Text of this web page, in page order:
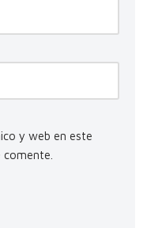
y web en este